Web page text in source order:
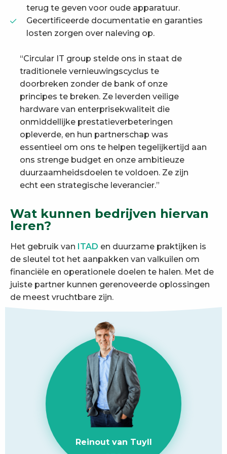
terug te geven voor oude apparatuur.
Gecertificeerde documentatie en garanties
losten zorgen over naleving op.
“Circular IT group stelde ons in staat de
traditionele vernieuwingscyclus te
doorbreken zonder de bank of onze
principes te breken. Ze leverden veilige
hardware van enterprisekwaliteit die
onmiddellijke prestatieverbeteringen
opleverde, en hun partnerschap was
essentieel om ons te helpen tegelijkertijd aan
ons strenge budget en onze ambitieuze
duurzaamheidsdoelen te voldoen. Ze zijn
echt een strategische leverancier.”
Wat kunnen bedrijven hiervan
leren?
Het gebruik van ITAD en duurzame praktijken is
de sleutel tot het aanpakken van valkuilen om
financiële en operationele doelen te halen. Met de
juiste partner kunnen gerenoveerde oplossingen
de meest vruchtbare zijn.
Reinout van Tuyll